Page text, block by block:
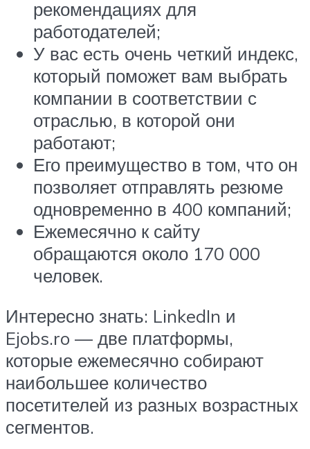
рекомендациях для
работодателей;
У вас есть очень четкий индекс,
который поможет вам выбрать
компании в соответствии с
отраслью, в которой они
работают;
Его преимущество в том, что он
позволяет отправлять резюме
одновременно в 400 компаний;
Ежемесячно к сайту
обращаются около 170 000
человек.
Интересно знать: LinkedIn и
Ejobs.ro — две платформы,
которые ежемесячно собирают
наибольшее количество
посетителей из разных возрастных
сегментов.